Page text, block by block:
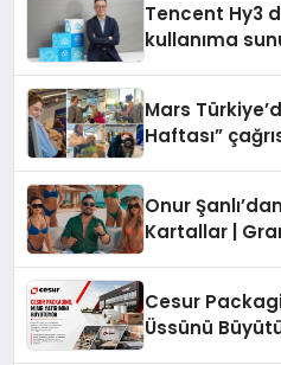
Tencent Hy3
kullanıma
Mars
Haftası”
Onur
Kartallar |
Cesur
Üssünü